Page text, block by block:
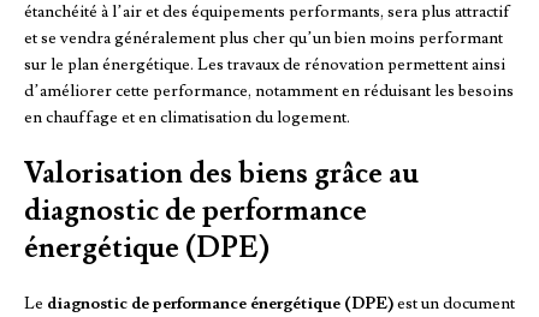
étanchéité à l’air et des équipements performants, sera plus attractif
et se vendra généralement plus cher qu’un bien moins performant
sur le plan énergétique. Les travaux de rénovation permettent ainsi
d’améliorer cette performance, notamment en réduisant les besoins
en chauffage et en climatisation du logement.
Valorisation des biens grâce au
diagnostic de performance
énergétique (DPE)
Le diagnostic de performance énergétique (DPE)est un document